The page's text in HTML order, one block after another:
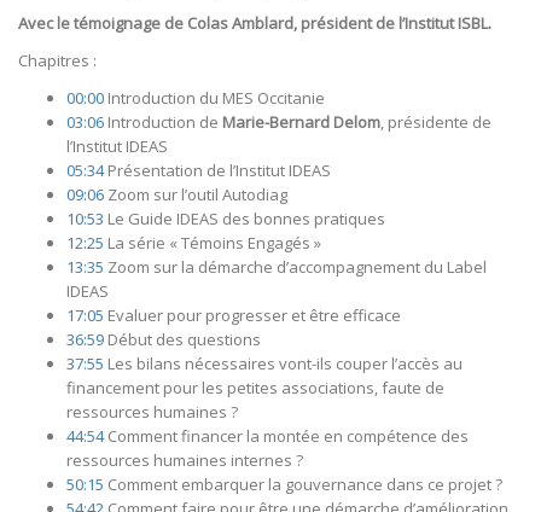
Avec le témoignage de Colas Amblard, président de l’Institut ISBL.
Chapitres :
00:00 Introduction du MES Occitanie
03:06 Introduction de Marie-Bernard Delom, présidente de
l’Institut IDEAS
05:34Présentation de l’Institut IDEAS
09:06 Zoom sur l’outil Autodiag
10:53 Le Guide IDEAS des bonnes pratiques
12:25 La série « Témoins Engagés »
13:35 Zoom sur la démarche d’accompagnement du Label
IDEAS
17:05 Evaluer pour progresser et être efficace
36:59 Début des questions
37:55 Les bilans nécessaires vont-ils couper l’accès au
financement pour les petites associations, faute de
ressources humaines ?
44:54Comment financer la montée en compétence des
ressources humaines internes ?
50:15 Comment embarquer la gouvernance dans ce projet ?